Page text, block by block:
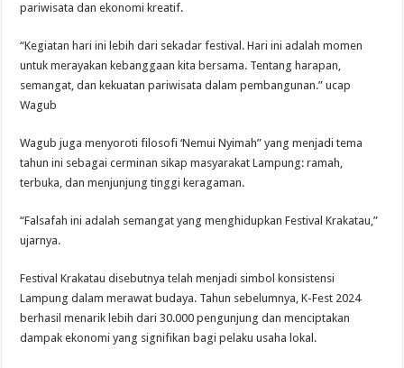
pariwisata dan ekonomi kreatif.
“Kegiatan hari ini lebih dari sekadar festival. Hari ini adalah momen
untuk merayakan kebanggaan kita bersama. Tentang harapan,
semangat, dan kekuatan pariwisata dalam pembangunan.” ucap
Wagub
Wagub juga menyoroti filosofi ‘Nemui Nyimah” yang menjadi tema
tahun ini sebagai cerminan sikap masyarakat Lampung: ramah,
terbuka, dan menjunjung tinggi keragaman.
“Falsafah ini adalah semangat yang menghidupkan Festival Krakatau,”
ujarnya.
Festival Krakatau disebutnya telah menjadi simbol konsistensi
Lampung dalam merawat budaya. Tahun sebelumnya, K-Fest 2024
berhasil menarik lebih dari 30.000 pengunjung dan menciptakan
dampak ekonomi yang signifikan bagi pelaku usaha lokal.